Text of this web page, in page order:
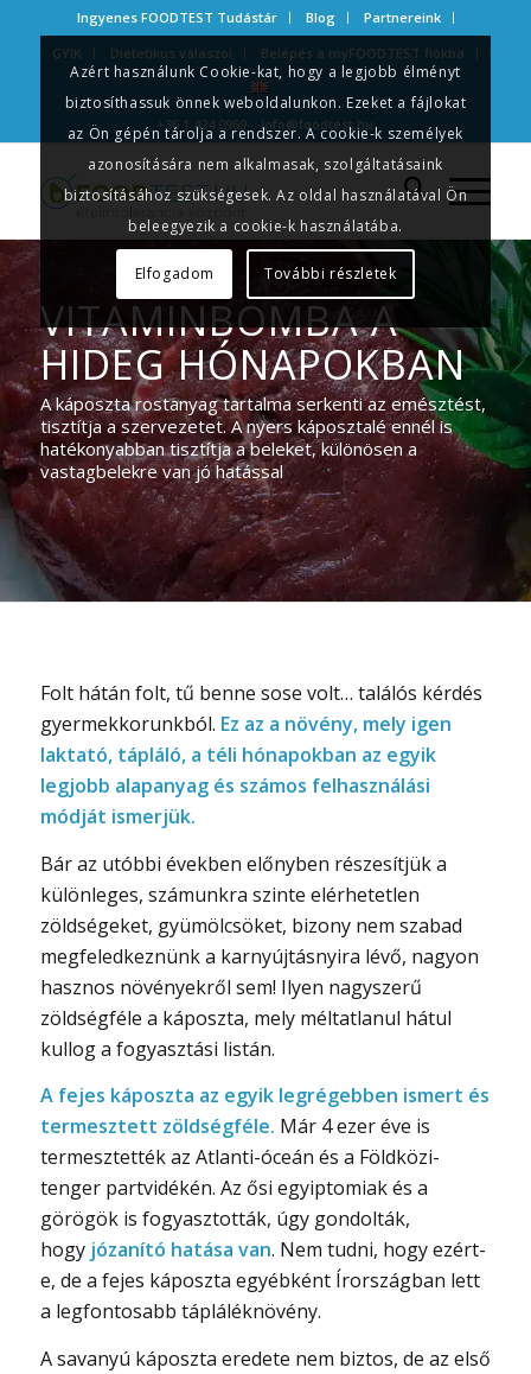
Ingyenes FOODTEST Tudástár Blog
Partnereink
GYIK
Dietetikus válaszol Belépés a myFOODTEST fiókba
+36 1 424 0969 info@foodtest.hu
VITAMINBOMBA A
HIDEG HÓNAPOKBAN
A káposzta rostanyag tartalma serkenti az emésztést,
tisztítja a szervezetet. A nyers káposztalé ennél is
hatékonyabban tisztítja a beleket, különösen a
vastagbelekre van jó hatással
Folt hátán folt, tű benne sose volt… találós kérdés
gyermekkorunkból. Ez az a növény, mely igen
laktató, tápláló, a téli hónapokban az egyik
legjobb alapanyag és számos felhasználási
módját ismerjük.
Bár az utóbbi években előnyben részesítjük a
különleges, számunkra szinte elérhetetlen
zöldségeket, gyümölcsöket, bizony nem szabad
megfeledkeznünk a karnyújtásnyira lévő, nagyon
hasznos növényekről sem! Ilyen nagyszerű
zöldségféle a káposzta, mely méltatlanul hátul
kullog a fogyasztási listán.
A fejes káposzta az egyik legrégebben ismert és
termesztett zöldségféle. Már 4 ezer éve is
termesztették az Atlanti-óceán és a Földközi-
tenger partvidékén. Az ősi egyiptomiak és a
görögök is fogyasztották, úgy gondolták,
hogy józanító hatása van. Nem tudni, hogy ezért-
e, de a fejes káposzta egyébként Írországban lett
a legfontosabb tápláléknövény.
A savanyú káposzta eredete nem biztos, de az első
Azért használunk Cookie-kat, hogy a legjobb élményt
biztosíthassuk önnek weboldalunkon. Ezeket a fájlokat
az Ön gépén tárolja a rendszer. A cookie-k személyek
azonosítására nem alkalmasak, szolgáltatásaink
biztosításához szükségesek. Az oldal használatával Ön
beleegyezik a cookie-k használatába.
Elfogadom További részletek